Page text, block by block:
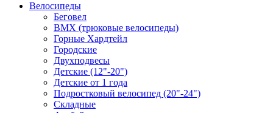
Велосипеды
Беговел
ВМХ (трюковые велосипеды)
Горные Хардтейл
Городские
Двухподвесы
Детские (12"-20")
Детские от 1 года
Подростковый велосипед (20"-24")
Складные